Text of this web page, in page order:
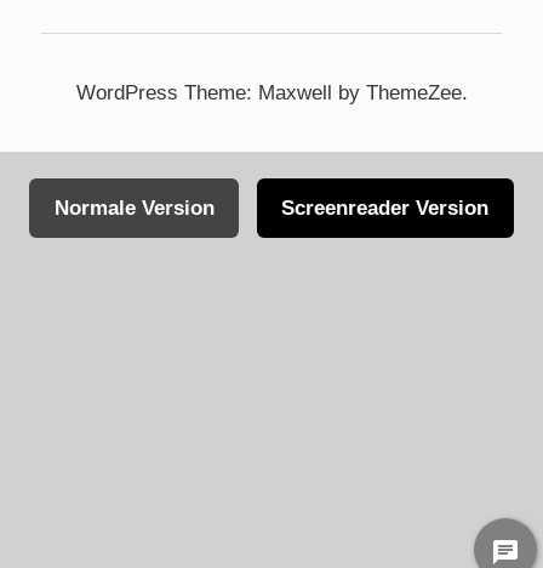
WordPress Theme: Maxwell by ThemeZee.
Normale Version Screenreader Version